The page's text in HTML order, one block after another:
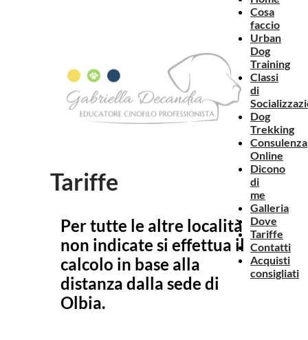
Tariffe
Per tutte le altre località
non indicate si effettua il
calcolo in base alla
distanza dalla sede di
Olbia.
Cosa
faccio
Urban
Dog
Training
Classi
di
Dog
Trekking
Consulenza
Online
Dicono
di
me
Galleria
Dove
Tariffe
Contatti
Acquisti
consigliati